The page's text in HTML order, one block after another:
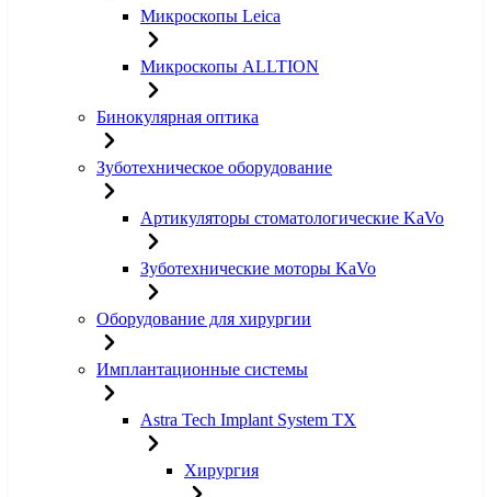
Микроскопы Leica
Микроскопы ALLTION
Бинокулярная оптика
Зуботехническое оборудование
Артикуляторы стоматологические KaVo
Зуботехнические моторы KaVo
Оборудование для хирургии
Имплантационные системы
Astra Tech Implant System TX
Хирургия